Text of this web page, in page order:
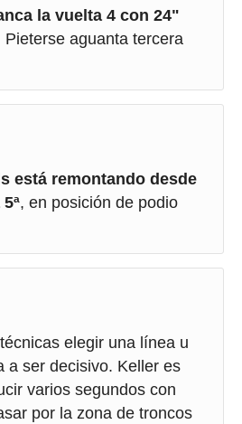
la vuelta 4 con 24"
Pieterse aguanta tercera
está remontando desde
, en posición de podio
elegir una línea u
a ser decisivo. Keller es
varios segundos con
por la zona de troncos